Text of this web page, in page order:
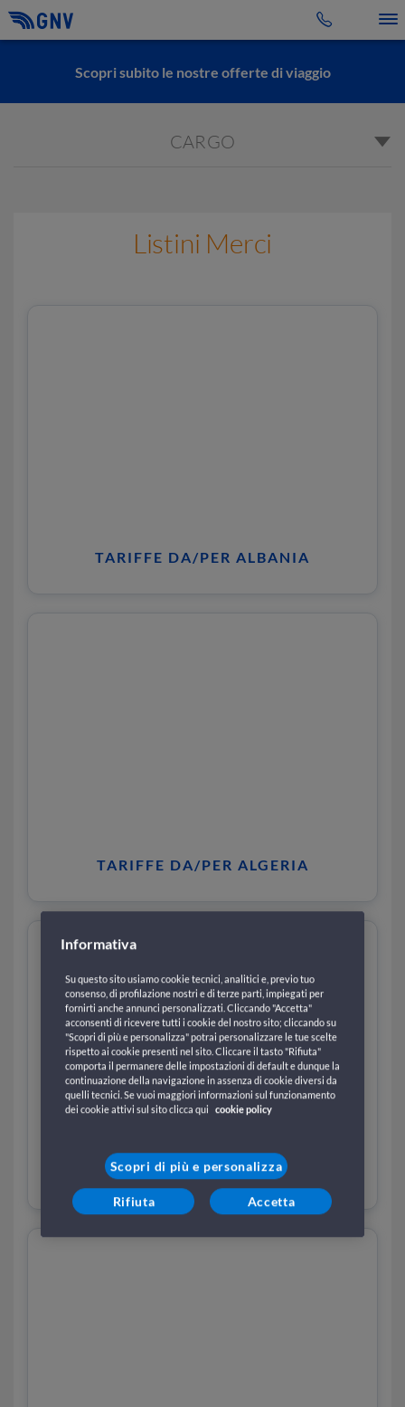
Scopri subito le nostre offerte di viaggio
CARGO
Listini Merci
TARIFFE DA/PER ALBANIA
TARIFFE DA/PER ALGERIA
Tariffe Per/Da Isole Baleari
Informativa
Su questo sito usiamo cookie tecnici, analitici e, previo tuo
consenso, di profilazione nostri e di terze parti, impiegati per
fornirti anche annunci personalizzati. Cliccando "Accetta"
acconsenti di ricevere tutti i cookie del nostro sito; cliccando su
"Scopri di più e personalizza" potrai personalizzare le tue scelte
rispetto ai cookie presenti nel sito. Cliccare il tasto "Rifiuta"
comporta il permanere delle impostazioni di default e dunque la
continuazione della navigazione in assenza di cookie diversi da
quelli tecnici. Se vuoi maggiori informazioni sul funzionamento
dei cookie attivi sul sito clicca qui
cookie policy
Scopri di più e personalizza
Rifiuta Accetta